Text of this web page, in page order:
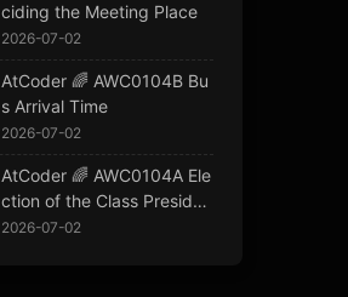
ciding the Meeting Place
2026-07-02
AtCoder 🌈 AWC0104B Bu
s Arrival Time
2026-07-02
AtCoder 🌈 AWC0104A Ele
ction of the Class Presiden
t2026-07-02